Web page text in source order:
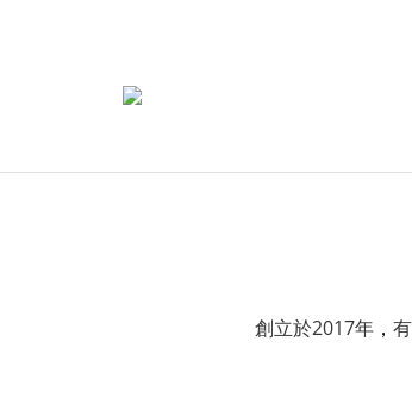
創立於2017年 ，